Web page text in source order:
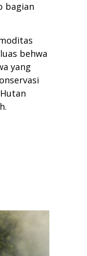
bagian
behwa
yang